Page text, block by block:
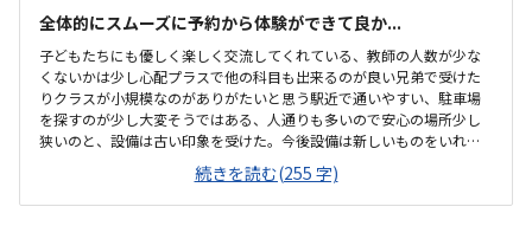
全体的にスムーズに予約から体験ができて良か...
子どもたちにも優しく楽しく交流してくれている、教師の人数が少な
くないかは少し心配プラスで他の科目も出来るのが良い兄弟で受けた
りクラスが小規模なのがありがたいと思う駅近で通いやすい、駐車場
を探すのが少し大変そうではある、人通りも多いので安心の場所少し
狭いのと、設備は古い印象を受けた。今後設備は新しいものをいれて
ほしいと思う。兄弟割引きが無いのが残念。兄弟も一緒に通わせると
親ともしても楽なので、兄弟プランを入れてほしい他の先生の紹介も
あれば良い担当の先生もありがたいが、英語の先生や他の先生も紹介
続きを読む(255 字)